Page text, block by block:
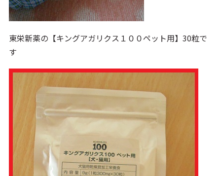
東栄新薬の【キングアガリクス１００ペット用】30粒で
す